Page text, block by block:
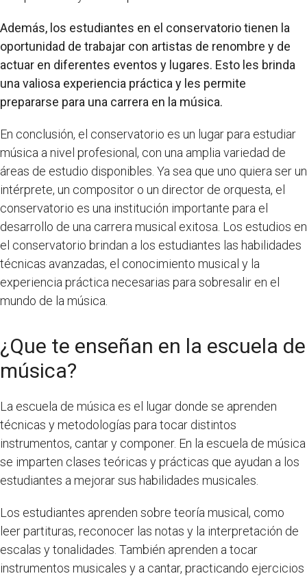
Además, los estudiantes en el conservatorio tienen la
oportunidad de trabajar con artistas de renombre y de
actuar en diferentes eventos y lugares. Esto les brinda
una valiosa experiencia práctica y les permite
prepararse para una carrera en la música.
En conclusión, el conservatorio es un lugar para estudiar
música a nivel profesional, con una amplia variedad de
áreas de estudio disponibles. Ya sea que uno quiera ser un
intérprete, un compositor o un director de orquesta, el
conservatorio es una institución importante para el
desarrollo de una carrera musical exitosa. Los estudios en
el conservatorio brindan a los estudiantes las habilidades
técnicas avanzadas, el conocimiento musical y la
experiencia práctica necesarias para sobresalir en el
mundo de la música.
¿Que te enseñan en la escuela de
música?
La escuela de música es el lugar donde se aprenden
técnicas y metodologías para tocar distintos
instrumentos, cantar y componer. En la escuela de música
se imparten clases teóricas y prácticas que ayudan a los
estudiantes a mejorar sus habilidades musicales.
Los estudiantes aprenden sobre teoría musical, como
leer partituras, reconocer las notas y la interpretación de
escalas y tonalidades. También aprenden a tocar
instrumentos musicales y a cantar, practicando ejercicios